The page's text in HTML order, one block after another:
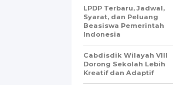
LPDP Terbaru, Jadwal,
Syarat, dan Peluang
Beasiswa Pemerintah
Indonesia
Cabdisdik Wilayah VIII
Dorong Sekolah Lebih
Kreatif dan Adaptif